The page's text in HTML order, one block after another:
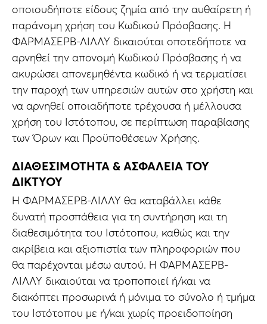
οποιουδήποτε είδους ζημία από την αυθαίρετη ή
παράνομη χρήση του Κωδικού Πρόσβασης. Η
ΦΑΡΜΑΣΕΡΒ-ΛΙΛΛΥ δικαιούται οποτεδήποτε να
αρνηθεί την απονομή Κωδικού Πρόσβασης ή να
ακυρώσει απονεμηθέντα κωδικό ή να τερματίσει
την παροχή των υπηρεσιών αυτών στο χρήστη και
να αρνηθεί οποιαδήποτε τρέχουσα ή μέλλουσα
χρήση του Ιστότοπου, σε περίπτωση παραβίασης
των Όρων και Προϋποθέσεων Χρήσης.
ΔΙΑΘΕΣΙΜΟΤΗΤΑ & ΑΣΦΑΛΕΙΑ ΤΟΥ
ΔΙΚΤΥΟΥ
Η ΦΑΡΜΑΣΕΡΒ-ΛΙΛΛΥ θα καταβάλλει κάθε
δυνατή προσπάθεια για τη συντήρηση και τη
διαθεσιμότητα του Ιστότοπου, καθώς και την
ακρίβεια και αξιοπιστία των πληροφοριών που
θα παρέχονται μέσω αυτού. Η ΦΑΡΜΑΣΕΡΒ-
ΛΙΛΛΥ δικαιούται να τροποποιεί ή/και να
διακόπτει προσωρινά ή μόνιμα το σύνολο ή τμήμα
του Ιστότοπου με ή/και χωρίς προειδοποίηση